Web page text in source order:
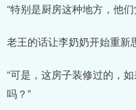
“特别是厨房这种地方，他
老王的话让李奶奶开始重新
“可是，这房子装修过的，
吗？”